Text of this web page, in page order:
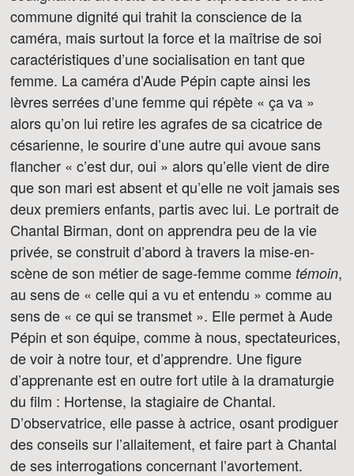
commune dignité qui trahit la conscience de la
caméra, mais surtout la force et la maîtrise de soi
caractéristiques d’une socialisation en tant que
femme. La caméra d’Aude Pépin capte ainsi les
lèvres serrées d’une femme qui répète « ça va »
alors qu’on lui retire les agrafes de sa cicatrice de
césarienne, le sourire d’une autre qui avoue sans
flancher « c’est dur, oui » alors qu’elle vient de dire
que son mari est absent et qu’elle ne voit jamais ses
deux premiers enfants, partis avec lui. Le portrait de
Chantal Birman, dont on apprendra peu de la vie
privée, se construit d’abord à travers la mise-en-
scène de son métier de sage-femme comme témoin,
au sens de « celle qui a vu et entendu » comme au
sens de « ce qui se transmet ». Elle permet à Aude
Pépin et son équipe, comme à nous, spectateurices,
de voir à notre tour, et d’apprendre. Une figure
d’apprenante est en outre fort utile à la dramaturgie
du film : Hortense, la stagiaire de Chantal.
D’observatrice, elle passe à actrice, osant prodiguer
des conseils sur l’allaitement, et faire part à Chantal
de ses interrogations concernant l’avortement.